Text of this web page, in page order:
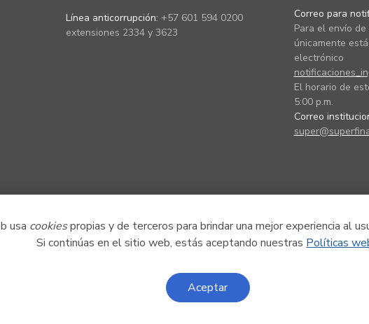
usa cookiespropias y de terceros para brindar una mejor experiencia al
Si continúas en el sitio web, estás aceptando nuestras Políticas
Aceptar
Línea anticorrupción: +57 601 594 0200
extensiones 2334 y 3623
Correo para
Para el envío
únicamente
electrónico
El horario de
5:00 p.m.
Correo